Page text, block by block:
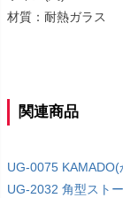
材質：耐熱ガラス
関連商品
UG-0075
UG-2032 角型スト